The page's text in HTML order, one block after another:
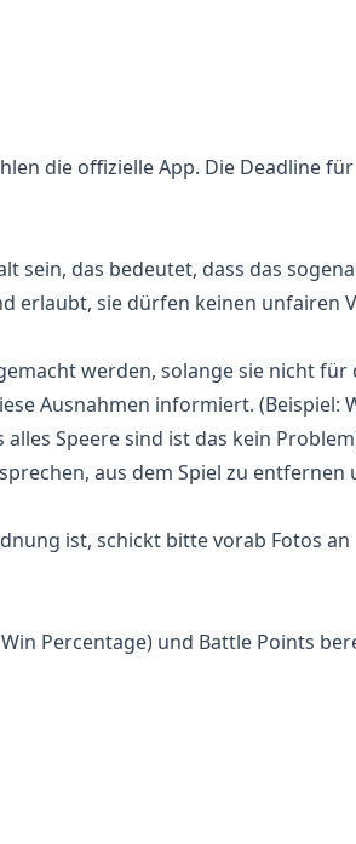
die offizielle App. Die Deadline
sein, das bedeutet, dass das
erlaubt, sie dürfen keinen unfairen
werden, solange sie nicht für
Ausnahmen informiert. (Beispiel:
Speere sind ist das kein
aus dem Spiel zu
ist, schickt bitte vorab Fotos an
Percentage) und Battle Points